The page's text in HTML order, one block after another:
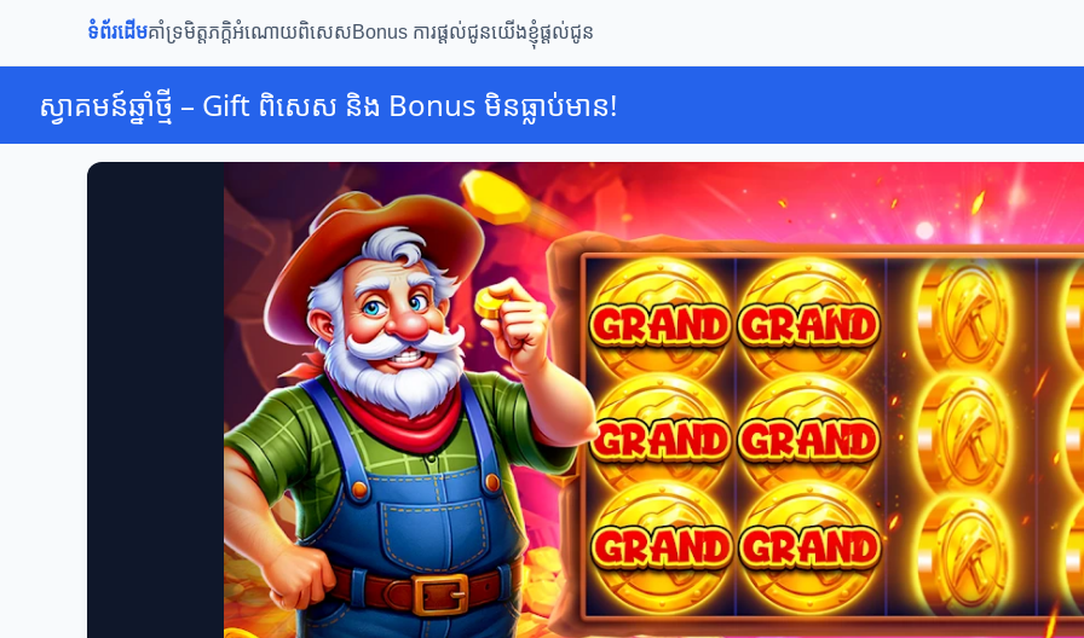
ទំព័រដើមគាំទ្រមិត្តភក្តិអំណោយពិសេសBonus ការផ្តល់ជូនយើងខ្ញុំផ្តល់ជូន
ស្វាគមន៍ឆ្នាំថ្មី – Gift ពិសេស និង Bonus មិនធ្លាប់មាន!